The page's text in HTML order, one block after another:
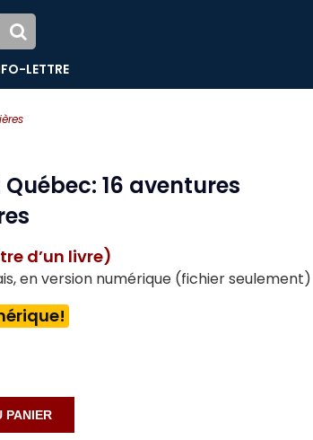
LETTRE
16 aventures
d’un livre)
en version numérique (fichier seulement)